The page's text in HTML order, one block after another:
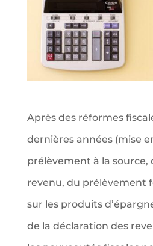
Après des réformes
dernières années (mise
prélèvement à la source,
revenu, du prélèvement
sur les produits
de la déclaration des